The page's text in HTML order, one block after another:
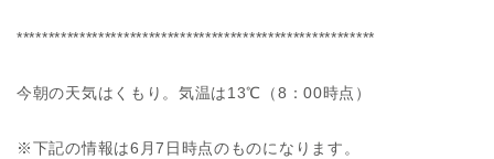
*********************************************************
今朝の天気はくもり。気温は13℃（8：00時点）
※下記の情報は6月7日時点のものになります。